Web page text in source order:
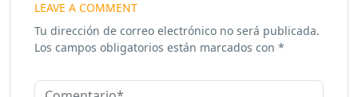
LEAVE A COMMENT
Tu dirección de correo electrónico no será publicada.
Los campos obligatorios están marcados con *